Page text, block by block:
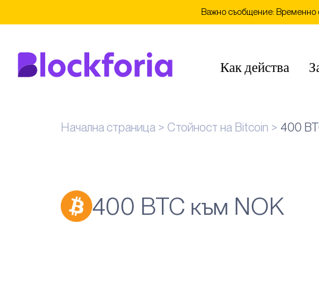
Важно съобщение: Временно
Как действа
Начална страница Стойност на Bitcoin 400
400 BTC към NOK